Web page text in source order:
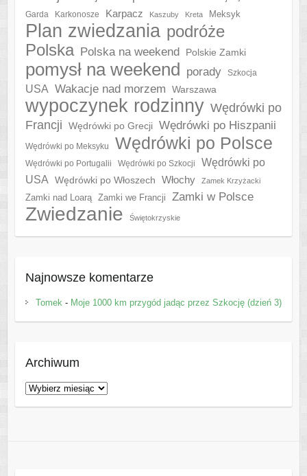
Garda Karkonosze Karpacz Kaszuby Kreta Meksyk
Plan zwiedzania podróże
Polska
Polska na weekend Polskie Zamki
pomysł na weekend porady Szkocja
USA Wakacje nad morzem Warszawa
wypoczynek rodzinny Wędrówki po
Francji
Wędrówki po Grecji Wędrówki po Hiszpanii
Wędrówki po Meksyku Wędrówki po Polsce
Wędrówki po Portugalii Wędrówki po Szkocji
Wędrówki po
USA
Wędrówki po Włoszech Włochy Zamek Krzyżacki
Zamki nad Loarą Zamki we Francji Zamki w Polsce
Zwiedzanie Świętokrzyskie
Najnowsze komentarze
Tomek- Moje 1000 km przygód jadąc przez Szkocję (dzień 3)
Archiwum
Archiwum